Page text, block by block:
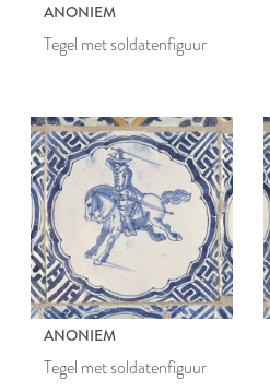
ANONIEM
Tegel met soldatenfiguur
ANONIEM
Tegel met soldatenfiguur